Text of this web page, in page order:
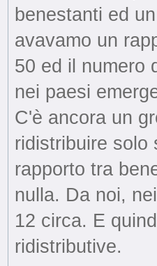
benestanti ed
avavamo un
50 ed il numero
nei paesi
C'è ancora un
ridistribuire solo
rapporto tra
nulla. Da noi,
12 circa. E
ridistributive.